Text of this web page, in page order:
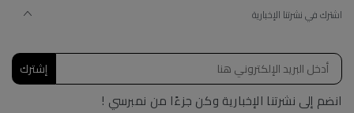
اشترك في نشرتنا الإخبارية
إشترك
انضم إلى نشرتنا الإخبارية وكن جزءًا من نمبرسي !